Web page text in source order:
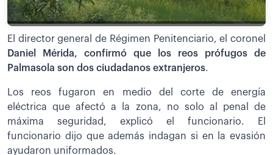
El director general de Régimen Penitenciario, el coronel
Daniel Mérida, confirmó que los reos prófugos de
Palmasola son dos ciudadanos extranjeros.
Los reos fugaron en medio del corte de energía
eléctrica que afectó a la zona, no solo al penal de
máxima seguridad, explicó el funcionario. El
funcionario dijo que además indagan si en la evasión
ayudaron uniformados.